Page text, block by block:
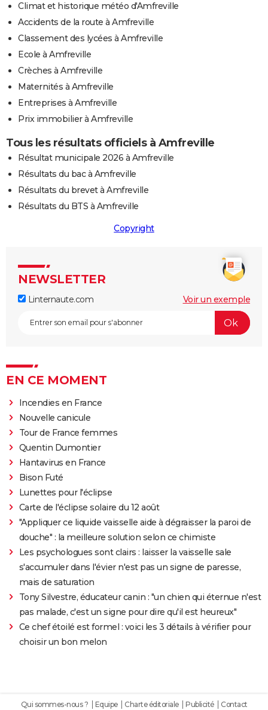
Climat et historique météo d'Amfreville
Accidents de la route à Amfreville
Classement des lycées à Amfreville
Ecole à Amfreville
Crèches à Amfreville
Maternités à Amfreville
Entreprises à Amfreville
Prix immobilier à Amfreville
Tous les résultats officiels à Amfreville
Résultat municipale 2026 à Amfreville
Résultats du bac à Amfreville
Résultats du brevet à Amfreville
Résultats du BTS à Amfreville
Copyright
NEWSLETTER
Linternaute.com Voir un exemple
EN CE MOMENT
Incendies en France
Nouvelle canicule
Tour de France femmes
Quentin Dumontier
Hantavirus en France
Bison Futé
Lunettes pour l'éclipse
Carte de l'éclipse solaire du 12 août
"Appliquer ce liquide vaisselle aide à dégraisser la paroi de
douche" : la meilleure solution selon ce chimiste
Les psychologues sont clairs : laisser la vaisselle sale
s'accumuler dans l'évier n'est pas un signe de paresse,
mais de saturation
Tony Silvestre, éducateur canin : "un chien qui éternue n'est
pas malade, c'est un signe pour dire qu'il est heureux"
Ce chef étoilé est formel : voici les 3 détails à vérifier pour
choisir un bon melon
Qui sommes-nous ? Equipe Charte éditoriale Publicité Contact